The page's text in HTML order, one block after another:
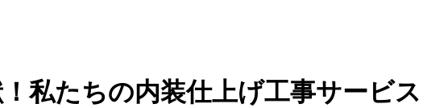
私たちの内装仕上げ工事サービス